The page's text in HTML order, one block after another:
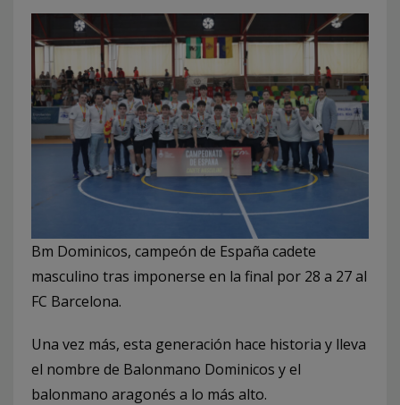
Bm Dominicos, campeón de España cadete
masculino tras imponerse en la final por 28 a 27 al
FC Barcelona.
Una vez más, esta generación hace historia y lleva
el nombre de Balonmano Dominicos y el
balonmano aragonés a lo más alto.